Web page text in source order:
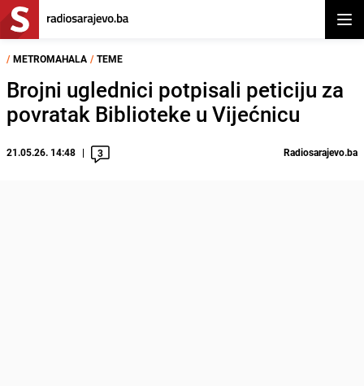
/ METROMAHALA / TEME
Brojni uglednici potpisali peticiju za
povratak Biblioteke u Vijećnicu
21.05.26. 14:48 3 Radiosarajevo.ba